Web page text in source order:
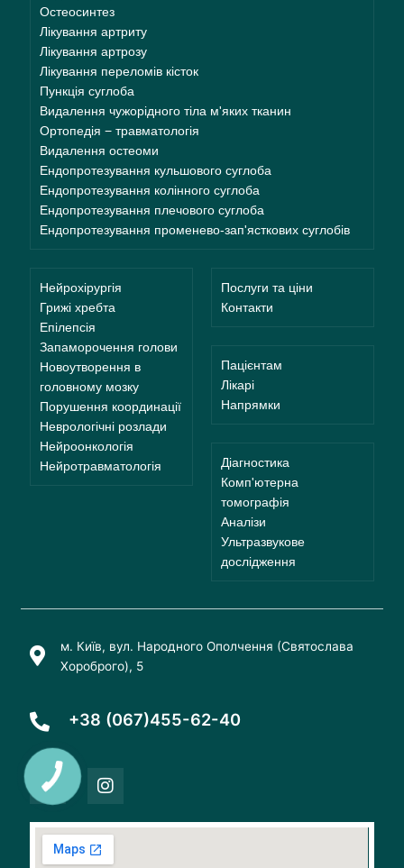
Остеосинтез
Лікування артриту
Лікування артрозу
Лікування переломів кісток
Пункція суглоба
Видалення чужорідного тіла м'яких тканин
Ортопедія − травматологія
Видалення остеоми
Ендопротезування кульшового суглоба
Ендопротезування колінного суглоба
Ендопротезування плечового суглоба
Ендопротезування променево-зап'ясткових суглобів
Нейрохірургія
Грижі хребта
Епілепсія
Запаморочення голови
Новоутворення в
головному мозку
Порушення координації
Неврологічні розлади
Нейроонкологія
Нейротравматологія
Послуги та ціни
Контакти
Пацієнтам
Лікарі
Напрямки
Діагностика
Комп'ютерна
томографія
Аналізи
Ультразвукове
дослідження
м. Київ, вул. Народного Ополчення (Святослава
Хороброго), 5
+38 (067)455-62-40
F
a
c
e
b
I
n
t